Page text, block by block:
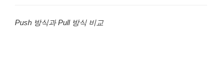
Push 방식과 Pull 방식 비교